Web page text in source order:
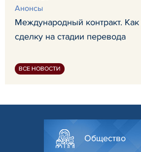
Анонсы
Международный контракт. Как
сделку на стадии перевода
ВСЕ НОВОСТИ
Общество